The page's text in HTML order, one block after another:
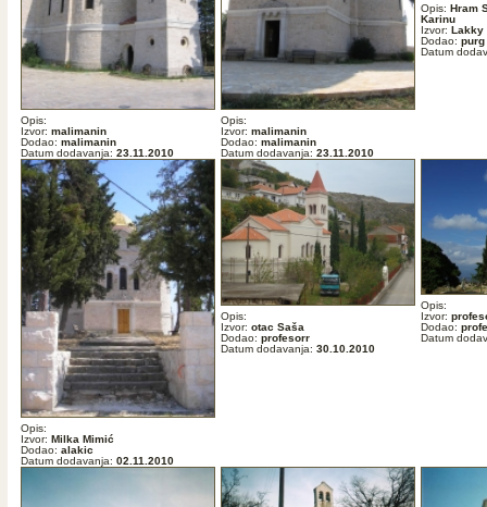
Opis:
Izvor: malimanin
Dodao: malimanin
Datum dodavanja: 23.11.2010
Opis:
Izvor: malimanin
Dodao: malimanin
Datum dodavanja: 23.11.2010
Opis: Hram
Karinu
Izvor: Lakky
Dodao: purg
Datum
Opis:
Izvor: Milka Mimić
Dodao: alakic
Datum dodavanja: 02.11.2010
Opis:
Izvor: otac Saša
Dodao: profesorr
Datum dodavanja: 30.10.2010
Opis:
Izvor:
Dodao:
Datum